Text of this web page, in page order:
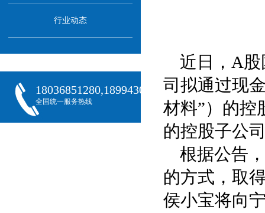
行业动态
18036851280,18994301288,18068407382
全国统一服务热线
近日，A
司拟通过现
材料”）的控
的控股子公
根据公告
的方式，取
侯小宝将向